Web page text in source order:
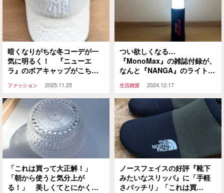
暗くなりがちな冬コーデが一
気に明るく！ 『ニューエ
ラ』のボアキャップがこち
ファッション 2025.11.25
つい欲しくなる…
『MonoMax』の雑誌付録が、
なんと『NANGA』のライトで
生活雑貨 2024.12.17
「これは買って大正解！」
「朝から使うと気分上が
る！」 美しくてとにかく丈
ノースフェイスの好評『靴下
みたいなスリッパ』に「手軽
さバッチリ」「これは買